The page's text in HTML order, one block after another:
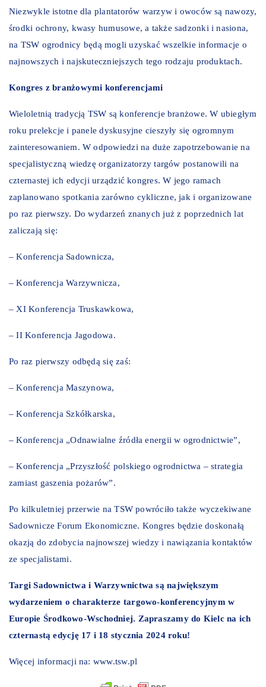
Niezwykle istotne dla plantatorów warzyw i owoców są nawozy,
środki ochrony, kwasy humusowe, a także sadzonki i nasiona,
na TSW ogrodnicy będą mogli uzyskać wszelkie informacje o
najnowszych i najskuteczniejszych tego rodzaju produktach.
Kongres z branżowymi konferencjami
Wieloletnią tradycją TSW są konferencje branżowe. W ubiegłym
roku prelekcje i panele dyskusyjne cieszyły się ogromnym
zainteresowaniem. W odpowiedzi na duże zapotrzebowanie na
specjalistyczną wiedzę organizatorzy targów postanowili na
czternastej ich edycji urządzić kongres. W jego ramach
zaplanowano spotkania zarówno cykliczne, jak i organizowane
po raz pierwszy. Do wydarzeń znanych już z poprzednich lat
zaliczają się:
– Konferencja Sadownicza,
– Konferencja Warzywnicza,
– XI Konferencja Truskawkowa,
– II Konferencja Jagodowa.
Po raz pierwszy odbędą się zaś:
– Konferencja Maszynowa,
– Konferencja Szkółkarska,
– Konferencja „Odnawialne źródła energii w ogrodnictwie”,
– Konferencja „Przyszłość polskiego ogrodnictwa – strategia
zamiast gaszenia pożarów”.
Po kilkuletniej przerwie na TSW powróciło także wyczekiwane
Sadownicze Forum Ekonomiczne. Kongres będzie doskonałą
okazją do zdobycia najnowszej wiedzy i nawiązania kontaktów
ze specjalistami.
Targi Sadownictwa i Warzywnictwa są największym
wydarzeniem o charakterze targowo-konferencyjnym w
Europie Środkowo-Wschodniej. Zapraszamy do Kielc na ich
czternastą edycję 17 i 18 stycznia 2024 roku!
Więcej informacji na: www.tsw.pl